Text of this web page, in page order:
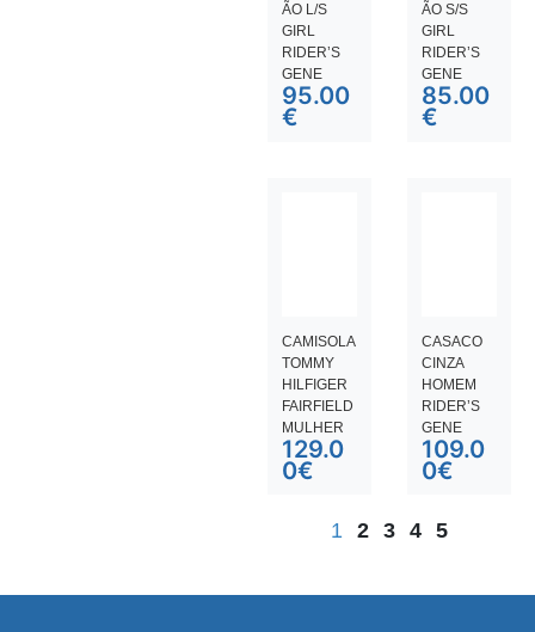
ÃO L/S
GIRL
RIDER’S
GENE
95.00
€
ÃO S/S
GIRL
RIDER’S
GENE
85.00
€
CAMISOLA
TOMMY
HILFIGER
FAIRFIELD
MULHER
129.0
0€
CASACO
CINZA
HOMEM
RIDER’S
GENE
109.0
0€
1 2 3 4 5